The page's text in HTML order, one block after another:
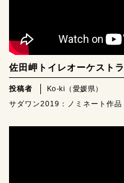
佐田岬トイレオーケストラ
投稿者
Ko-ki（愛媛県）
サダワン2019：ノミネート作品